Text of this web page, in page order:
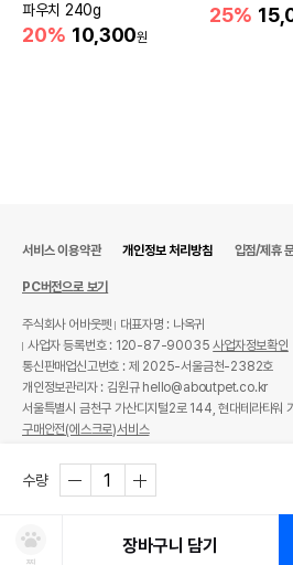
파우치 240g
20% 10,300원
25%
수량
장바구니 담기
서비스 이용약관 개인정보 처리방침 입점/제휴
PC버전으로 보기
주식회사 어바웃펫
대표자명 : 나옥귀
사업자 등록번호 : 120-87-90035사업자정보확인
통신판매업신고번호 : 제 2025-서울금천-2382호
개인정보관리자 : 김원규 hello@aboutpet.co.kr
서울특별시 금천구 가산디지털2로 144, 현대테라타
구매안전(에스크로)서비스